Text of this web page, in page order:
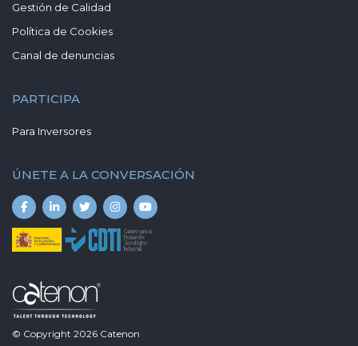
© Copyright 2026 Catenon
Gestión de Calidad
Política de Cookies
Canal de denuncias
PARTICIPA
Para Inversores
ÚNETE A LA CONVERSACIÓN